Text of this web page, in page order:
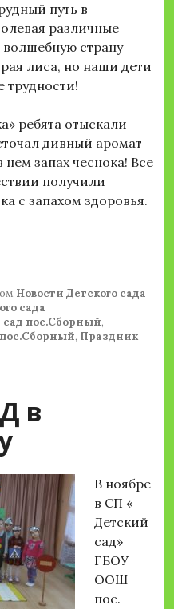
путь в
различные
волшебную страну
лиса, но наши дети
трудности!
ребята отыскали
дивный аромат
нем запах чеснока! Все
получили
с запахом здоровья.
праздник в старшей
Новости Детского сада
сада
сад пос.Сборный,
пос.Сборный, Праздник
в
В ноябре
в СП «
Детский
сад»
ГБОУ
ООШ
пос.